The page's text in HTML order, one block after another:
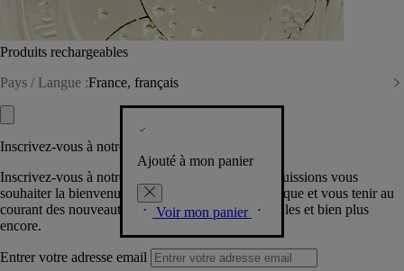
Produits rechargeables
Pays / Langue :France, français
Ajouté à mon panier
Voir mon panier
Inscrivez-vous à notre Newsletter
Inscrivez-vous à notre newsletter pour que nous puissions vous
souhaiter la bienvenue dans la communauté Diptyque et vous tenir au
courant des nouveautés, événements, offres spéciales et bien plus
encore.
Entrer votre adresse email